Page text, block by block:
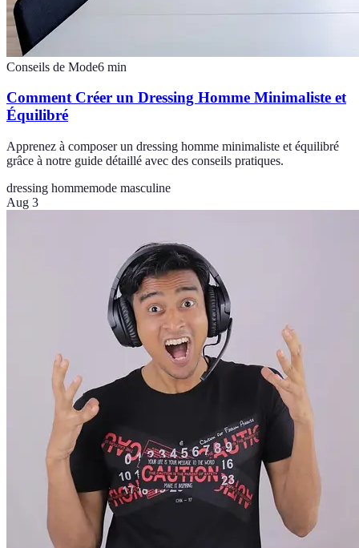
Conseils de Mode6 min
Comment Créer un Dressing Homme Minimaliste et
Équilibré
Apprenez à composer un dressing homme minimaliste et équilibré
grâce à notre guide détaillé avec des conseils pratiques.
dressing hommemode masculine
Aug 3